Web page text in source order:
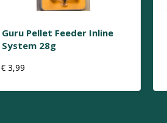
Guru Pellet Feeder Inline
System 28g
€ 3,99